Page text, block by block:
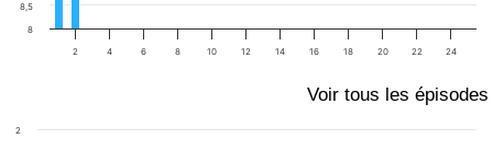
2 4 6 8 10 12 14 16 18 20 22 24
8
8,5
Voir tous les épisodes
2